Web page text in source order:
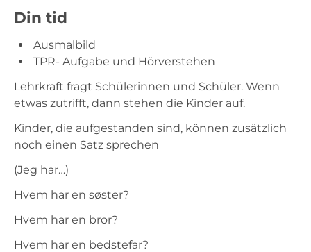
Din tid
Ausmalbild
TPR- Aufgabe und Hörverstehen
Lehrkraft fragt Schülerinnen und Schüler. Wenn
etwas zutrifft, dann stehen die Kinder auf.
Kinder, die aufgestanden sind, können zusätzlich
noch einen Satz sprechen
(Jeg har…)
Hvem har en søster?
Hvem har en bror?
Hvem har en bedstefar?